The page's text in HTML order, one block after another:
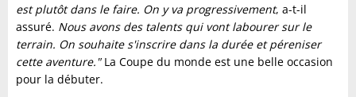
est plutôt dans le faire. On y va progressivement, a-t-il
assuré. Nous avons des talents qui vont labourer sur le
terrain. On souhaite s'inscrire dans la durée et péreniser
cette aventure."La Coupe du monde est une belle occasion
pour la débuter.